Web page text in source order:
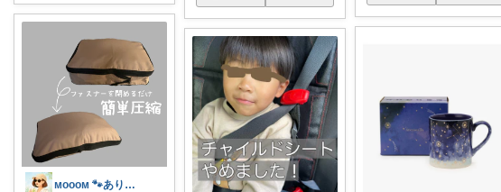
ᴍᴏᴏᴏᴍ 🐾ありがとうございます🐹